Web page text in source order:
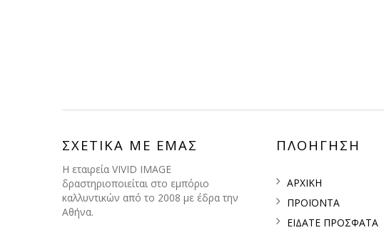
ΣΧΕΤΙΚΑ ΜΕ ΕΜΑΣ
H εταιρεία VIVID IMAGE
δραστηριοποιείται στο εμπόριο
καλλυντικών από το 2008 με έδρα την
Αθήνα.
ΠΛΟΗΓΗΣΗ
ΑΡΧΙΚΗ
ΠΡΟΪΟΝΤΑ
ΕΙΔΑΤΕ ΠΡΟΣΦΑΤΑ